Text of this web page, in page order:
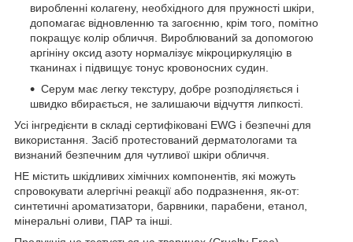
виробленні колагену, необхідного для пружності шкіри,
допомагає відновленню та загоєнню, крім того, помітно
покращує колір обличчя. Вироблюваний за допомогою
аргініну оксид азоту нормалізує мікроциркуляцію в
тканинах і підвищує тонус кровоносних судин.
Серум має легку текстуру, добре розподіляється і
швидко вбирається, не залишаючи відчуття липкості.
Усі інгредієнти в складі сертифіковані EWG і безпечні для
використання. Засіб протестований дерматологами та
визнаний безпечним для чутливої шкіри обличчя.
НЕ містить шкідливих хімічних компонентів, які можуть
спровокувати алергічні реакції або подразнення, як-от:
синтетичні ароматизатори, барвники, парабени, етанол,
мінеральні оливи, ПАР та інші.